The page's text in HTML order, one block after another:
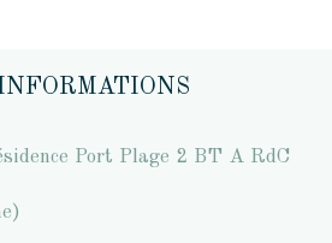
Port Plage 2 BT A RdC